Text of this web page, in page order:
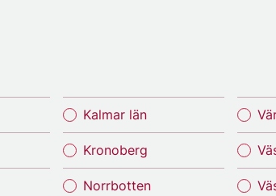
Kalmar län
Kronoberg
Norrbotten